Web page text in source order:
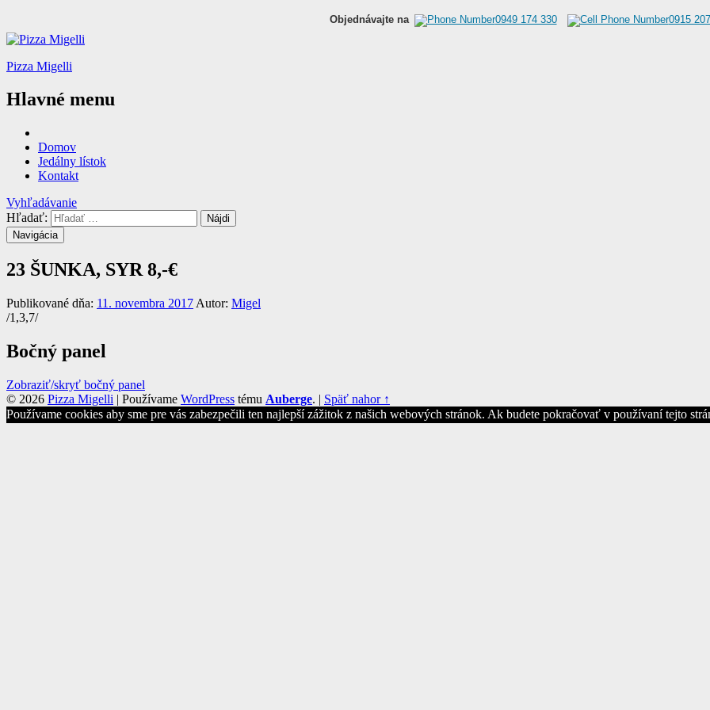
Objednávajte na 0949 174 330 0915
Pizza Migelli
Hlavné menu
Domov
Jedálny lístok
Kontakt
Vyhľadávanie
Hľadať:
Navigácia
23 ŠUNKA, SYR8,-€
Publikované dňa: 11. novembra 2017 Autor: Migel
/1,3,7/
Bočný panel
Zobraziť/skryť bočný panel
© 2026 Pizza Migelli | Používame WordPress tému Auberge. | Späť nahor ↑
Používame cookies aby sme pre vás zabezpečili ten najlepší zážitok z našich webových stránok. Ak budete pokračovať v používaní tejto